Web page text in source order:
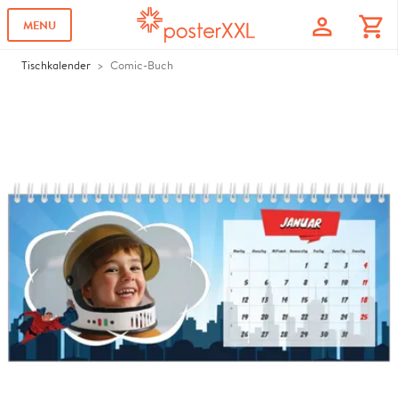
MENU profile shopping_cart
Tischkalender Comic-Buch